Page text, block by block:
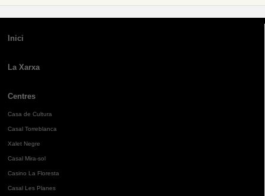
Inici
La Xarxa
Centres
Casa de Cultura
Casal Torreblanca
Xalet Negre
Casal Mira-sol
Casino La Floresta
Casal Les Planes